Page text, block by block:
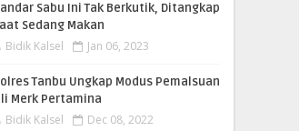
Sabu Ini Tak Berkutik, Ditangkap
Sedang Makan
Bidik Kalsel Jan 06, 2023
Tanbu Ungkap Modus Pemalsuan
Merk Pertamina
Bidik Kalsel Dec 08, 2022